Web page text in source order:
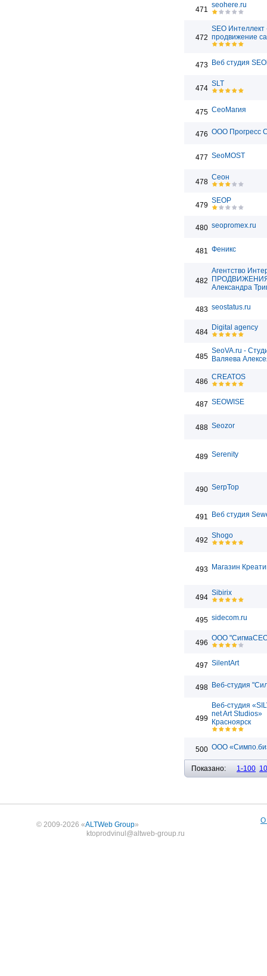
471
seohere.ru
472
SEO Интеллект
продвижение
473 Веб студия
474
SLT
475 СеоМагия
476 ООО Прогресс
477 SeoMOST
478
Сеон
479
SEOP
480 seopromex.ru
481 Феникс
482
Агентство
Александра
483 seostatus.ru
484
Digital agency
485
SeoVA.ru -
Валяева
486
CREATOS
487 SEOWISE
488 Seozor
489 Serenity
490 SerpTop
491 Веб студия
492
Shogo
493 Магазин
494
Sibirix
495 sidecom.ru
496
ООО
497 SilentArt
498 Веб-студия
499
Веб-студия
net Art Studios»
Красноярск
500 ООО
Показано: 1-100
© 2009-2026 «ALTWeb Group»
ktoprodvinul@altweb-group.ru
О